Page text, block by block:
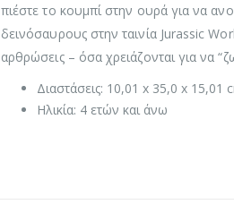
πιέστε το κουμπί στην ουρά για να
δεινόσαυρους στην ταινία Jurassic
αρθρώσεις – όσα χρειάζονται για να
Διαστάσεις: 10,01 x 35,0 x 15,01
Ηλικία: 4 ετών και άνω